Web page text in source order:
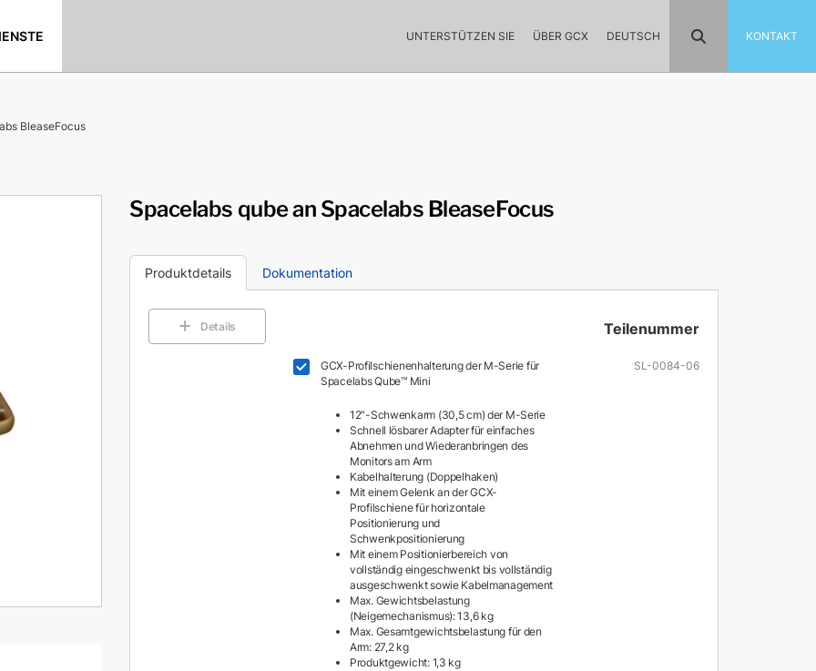
UNTERSTÜTZEN SIE ÜBER GCX DEUTSCH KONTAKT
BleaseFocus
Spacelabs qube an Spacelabs BleaseFocus
Produktdetails Dokumentation
Details Teilenummer
GCX-Profilschienenhalterung der M-Serie für
Spacelabs Qube™ Mini
12″-Schwenkarm (30,5 cm) der M-Serie
Schnell lösbarer Adapter für einfaches
Abnehmen und Wiederanbringen des
Monitors am Arm
Kabelhalterung (Doppelhaken)
Mit einem Gelenk an der GCX-
Profilschiene für horizontale
Positionierung und
Schwenkpositionierung
Mit einem Positionierbereich von
vollständig eingeschwenkt bis vollständig
ausgeschwenkt sowie Kabelmanagement
Max. Gewichtsbelastung
(Neigemechanismus): 13,6 kg
Max. Gesamtgewichtsbelastung für den
Arm: 27,2 kg
Produktgewicht: 1,3 kg
SL-0084-06